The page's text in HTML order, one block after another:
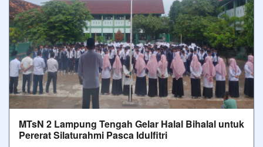
MTsN 2 Lampung Tengah Gelar Halal Bihalal untuk
Pererat Silaturahmi Pasca Idulfitri